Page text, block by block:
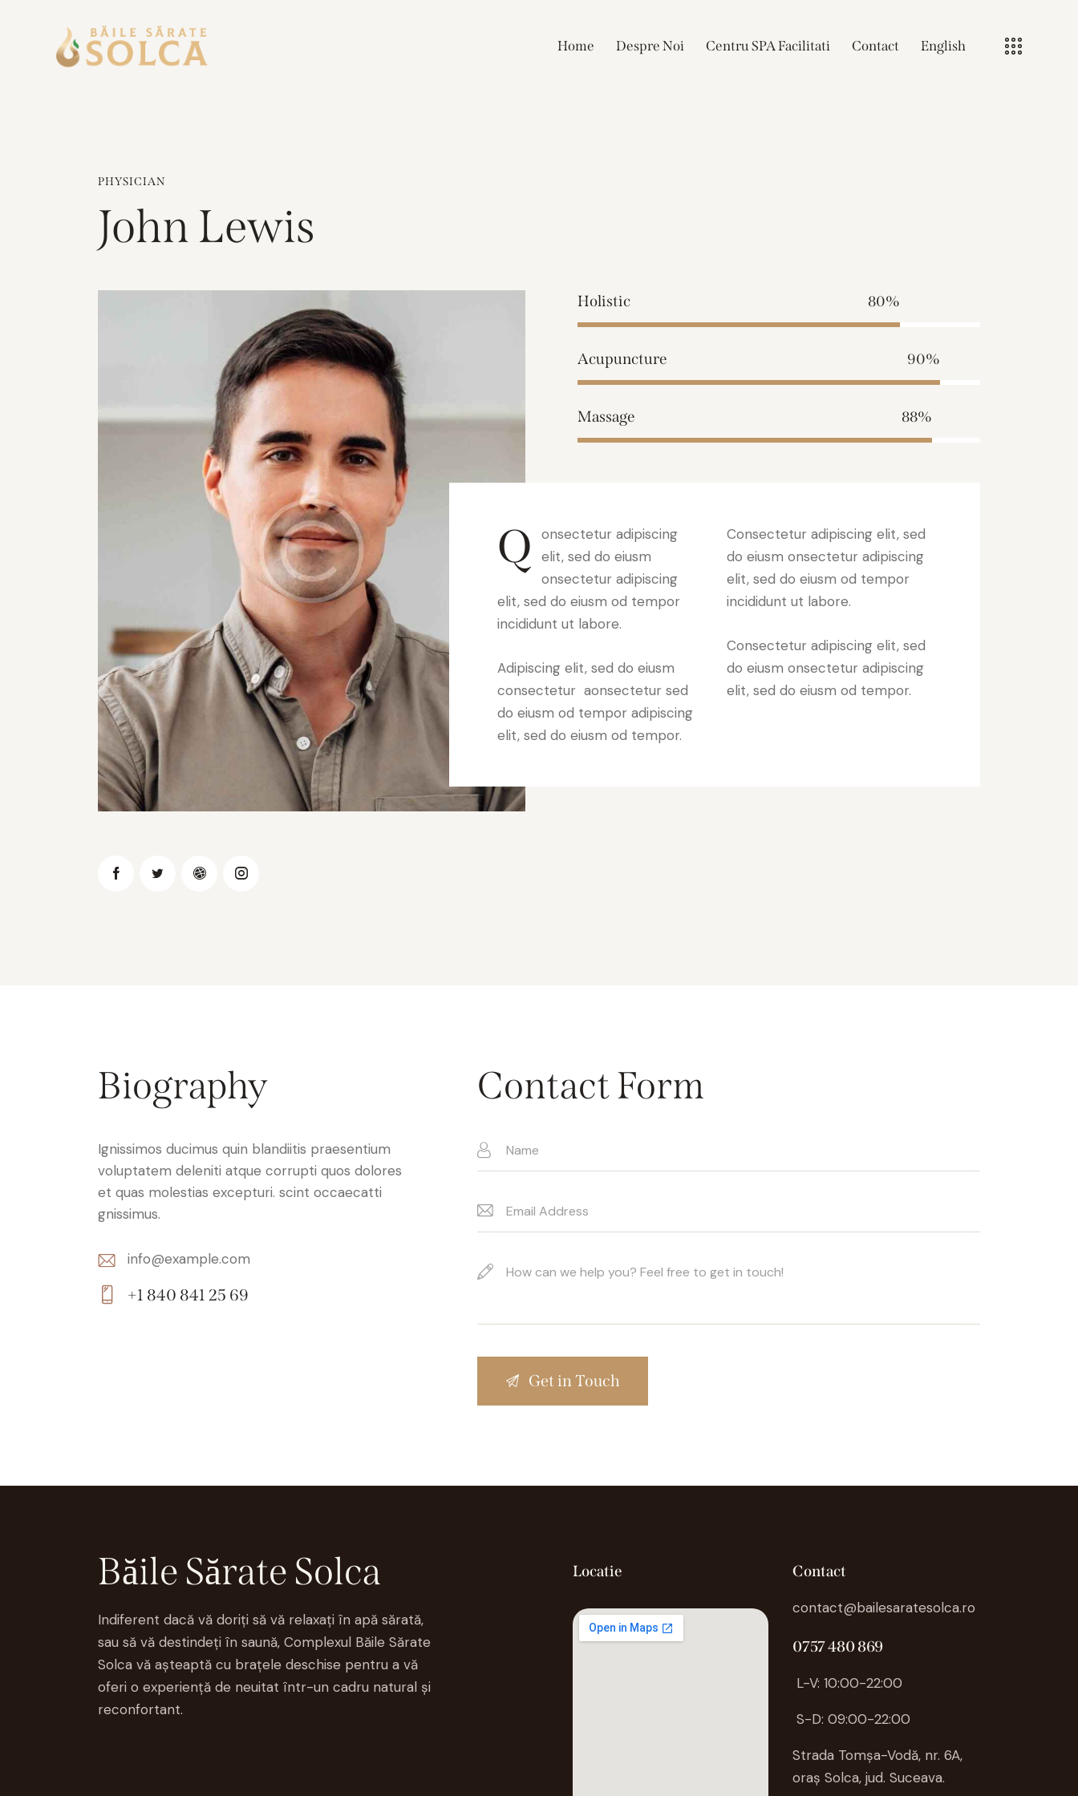
Home Despre Noi Centru SPA Facilitati Contact English
PHYSICIAN
John Lewis
Holistic 80%
Acupuncture 90%
Massage 88%
Q
onsectetur adipiscing
elit, sed do eiusm
onsectetur adipiscing
elit, sed do eiusm od tempor
incididunt ut labore.
Adipiscing elit, sed do eiusm
consectetur aonsectetur sed
do eiusm od tempor adipiscing
elit, sed do eiusm od tempor.
Consectetur adipiscing elit, sed
do eiusm onsectetur adipiscing
elit, sed do eiusm od tempor
incididunt ut labore.
Consectetur adipiscing elit, sed
do eiusm onsectetur adipiscing
elit, sed do eiusm od tempor.
Biography
Ignissimos ducimus quin blandiitis praesentium
voluptatem deleniti atque corrupti quos dolores
et quas molestias excepturi. scint occaecatti
gnissimus.
E-
m
info@example.com
+1 840 841 25 69
Contact Form
Băile Sărate Solca
Indiferent dacă vă doriți să vă relaxați în apă sărată,
sau să vă destindeți în saună, Complexul Băile Sărate
Solca vă așteaptă cu brațele deschise pentru a vă
oferi o experiență de neuitat într-un cadru natural și
reconfortant.
Locatie Contact
contact@bailesaratesolca.ro
0757 480 869
L-V: 10:00-22:00
S-D: 09:00-22:00
Strada Tomșa-Vodă, nr. 6A,
orașSolca, jud. Suceava.